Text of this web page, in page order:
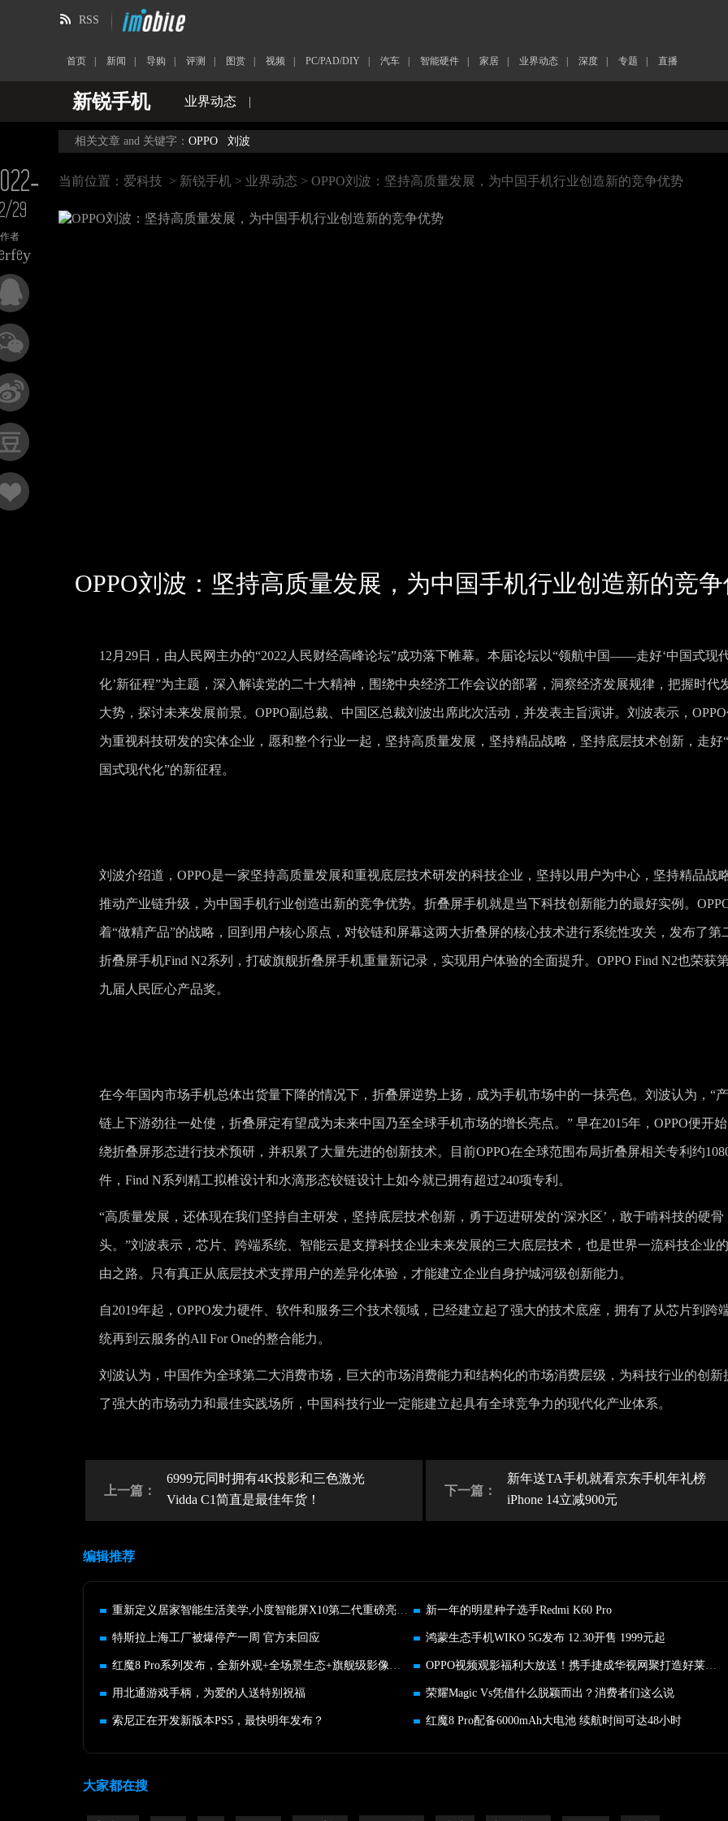
RSS
首页 新闻 导购 评测 图赏 视频 PC/PAD/DIY 汽车 智能硬件 家居 业界动态 深度 专题 直播
新锐手机 业界动态 |
29
作者
相关文章 and 关键字： OPPO 刘波
当前位置： 爱科技 > 新锐手机 > 业界动态 > OPPO刘波：坚持高质量发展，为中国手机行业创造新的竞争优势
OPPO刘波：坚持高质量发展，为中国手机行业创造新的竞
12月29日，由人民网主办的“2022人民财经高峰论坛”成功落下帷幕。本届论坛以“领航中国——走好‘中国式现
化’新征程”为主题，深入解读党的二十大精神，围绕中央经济工作会议的部署，洞察经济发展规律，把握时代
大势，探讨未来发展前景。OPPO副总裁、中国区总裁刘波出席此次活动，并发表主旨演讲。刘波表示，
为重视科技研发的实体企业，愿和整个行业一起，坚持高质量发展，坚持精品战略，坚持底层技术创新，走好
国式现代化”的新征程。
刘波介绍道，OPPO是一家坚持高质量发展和重视底层技术研发的科技企业，坚持以用户为中心，坚持精品战
推动产业链升级，为中国手机行业创造出新的竞争优势。折叠屏手机就是当下科技创新能力的最好实例。
着“做精产品”的战略，回到用户核心原点，对铰链和屏幕这两大折叠屏的核心技术进行系统性攻关，发布了第
折叠屏手机Find N2系列，打破旗舰折叠屏手机重量新记录，实现用户体验的全面提升。OPPO Find N2也荣获
九届人民匠心产品奖。
在今年国内市场手机总体出货量下降的情况下，折叠屏逆势上扬，成为手机市场中的一抹亮色。刘波认为，“
链上下游劲往一处使，折叠屏定有望成为未来中国乃至全球手机市场的增长亮点。” 早在2015年，OPPO便开始
绕折叠屏形态进行技术预研，并积累了大量先进的创新技术。目前OPPO在全球范围布局折叠屏相关专利约
件，Find N系列精工拟椎设计和水滴形态铰链设计上如今就已拥有超过240项专利。
“高质量发展，还体现在我们坚持自主研发，坚持底层技术创新，勇于迈进研发的‘深水区’，敢于啃科技的硬骨
头。”刘波表示，芯片、跨端系统、智能云是支撑科技企业未来发展的三大底层技术，也是世界一流科技企业
由之路。只有真正从底层技术支撑用户的差异化体验，才能建立企业自身护城河级创新能力。
自2019年起，OPPO发力硬件、软件和服务三个技术领域，已经建立起了强大的技术底座，拥有了从芯片到跨
统再到云服务的All For One的整合能力。
刘波认为，中国作为全球第二大消费市场，巨大的市场消费能力和结构化的市场消费层级，为科技行业的创新
了强大的市场动力和最佳实践场所，中国科技行业一定能建立起具有全球竞争力的现代化产业体系。
上一篇：
6999元同时拥有4K投影和三色激光
Vidda C1简直是最佳年货！
下一篇：
新年送TA手机就看京东手机年礼榜
iPhone 14立减900元
编辑推荐
重新定义居家智能生活美学,小度智能屏X10第二代重磅亮相! 新一年的明星种子选手Redmi K60 Pro
特斯拉上海工厂被爆停产一周 官方未回应 鸿蒙生态手机WIKO 5G发布 12.30开售 1999元起
红魔8 Pro系列发布，全新外观+全场景生态+旗舰级影像仅3999起 OPPO视频观影福利大放送！携手捷成华视网聚打造好莱坞观影季
用北通游戏手柄，为爱的人送特别祝福 荣耀Magic Vs凭借什么脱颖而出？消费者们这么说
索尼正在开发新版本PS5，最快明年发布？ 红魔8 Pro配备6000mAh大电池 续航时间可达48小时
大家都在搜